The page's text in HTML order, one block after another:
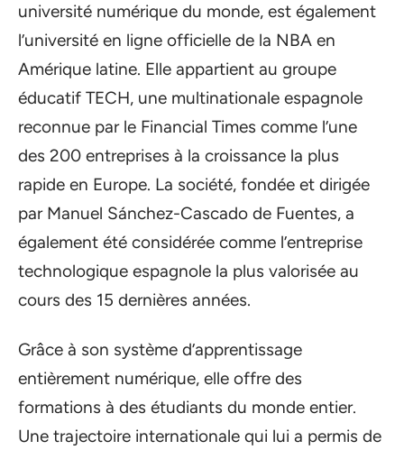
université numérique du monde, est également
l’université en ligne officielle de la NBA en
Amérique latine. Elle appartient au groupe
éducatif TECH, une multinationale espagnole
reconnue par le Financial Times comme l’une
des 200 entreprises à la croissance la plus
rapide en Europe. La société, fondée et dirigée
par Manuel Sánchez-Cascado de Fuentes, a
également été considérée comme l’entreprise
technologique espagnole la plus valorisée au
cours des 15 dernières années.
Grâce à son système d’apprentissage
entièrement numérique, elle offre des
formations à des étudiants du monde entier.
Une trajectoire internationale qui lui a permis de